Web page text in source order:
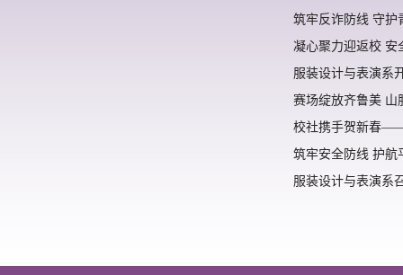
筑牢反诈防线 守
凝心聚力迎返校
服装设计与表演系
赛场绽放齐鲁美 山
校社携手贺新春
筑牢安全防线 护
服装设计与表演系